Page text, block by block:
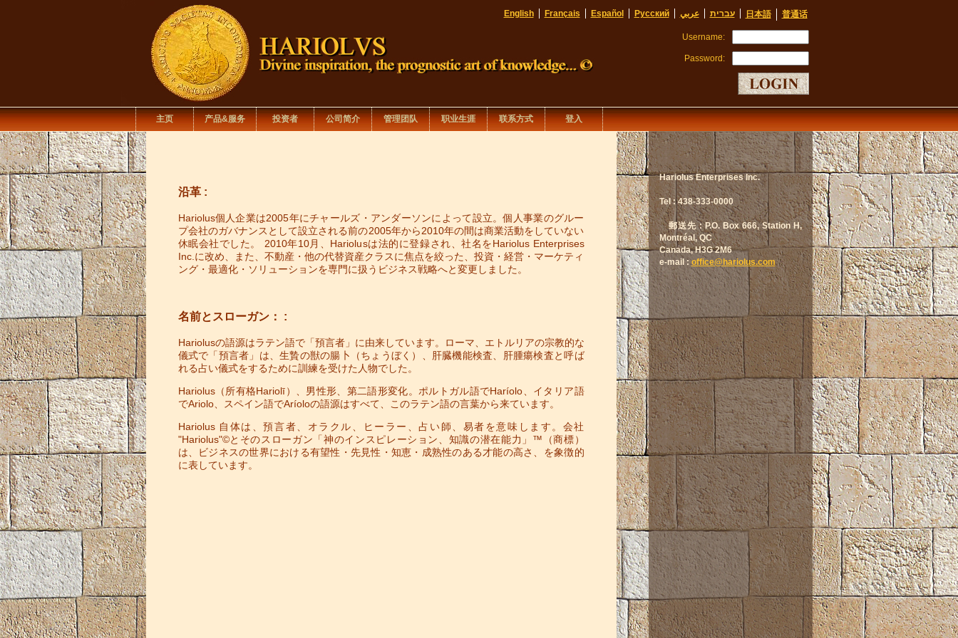
English Français Español Русский عربي עברית 日本語 普通话
Username:
Password:
主页 产品&服务 投资者 公司简介 管理团队 职业生涯 联系方式 登入
沿革 :
Hariolus個人企業は2005年にチャールズ・アンダーソンによって設立。個人事業のグルー
プ会社のガバナンスとして設立される前の2005年から2010年の間は商業活動をしていない
休眠会社でした。 2010年10月、Hariolusは法的に登録され、社名をHariolus Enterprises
Inc.に改め、また、不動産・他の代替資産クラスに焦点を絞った、投資・経営・マーケティ
ング・最適化・ソリューションを専門に扱うビジネス戦略へと変更しました。
名前とスローガン： :
Hariolusの語源はラテン語で「預言者」に由来しています。ローマ、エトルリアの宗教的な
儀式で「預言者」は、生贄の獣の腸卜（ちょうぼく）、肝臓機能検査、肝腫瘍検査と呼ば
れる占い儀式をするために訓練を受けた人物でした。
Hariolus（所有格Hariolī）、男性形、第二語形変化。ポルトガル語でHaríolo、イタリア語
でAriolo、スペイン語でAríoloの語源はすべて、このラテン語の言葉から来ています。
Hariolus 自体は、預言者、オラクル、ヒーラー、占い師、易者を意味します。会社
"Hariolus"©とそのスローガン「神のインスピレーション、知識の潜在能力」™（商標）
は、ビジネスの世界における有望性・先見性・知恵・成熟性のある才能の高さ、を象徴的
に表しています。
Hariolus Enterprises Inc.
Tel : 438-333-0000
郵送先 : P.O. Box 666, Station H,
Montréal, QC
Canada, H3G 2M6
e-mail :office@hariolus.com